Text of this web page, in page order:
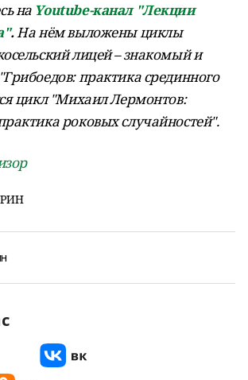
на Youtube-канал "Лекции
.На нём выложены циклы
лицей – знакомый и
практика срединного
цикл "Михаил Лермонтов:
роковых случайностей".